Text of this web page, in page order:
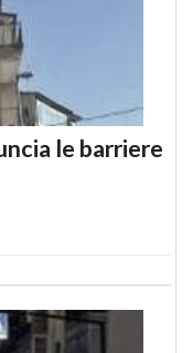
le barriere